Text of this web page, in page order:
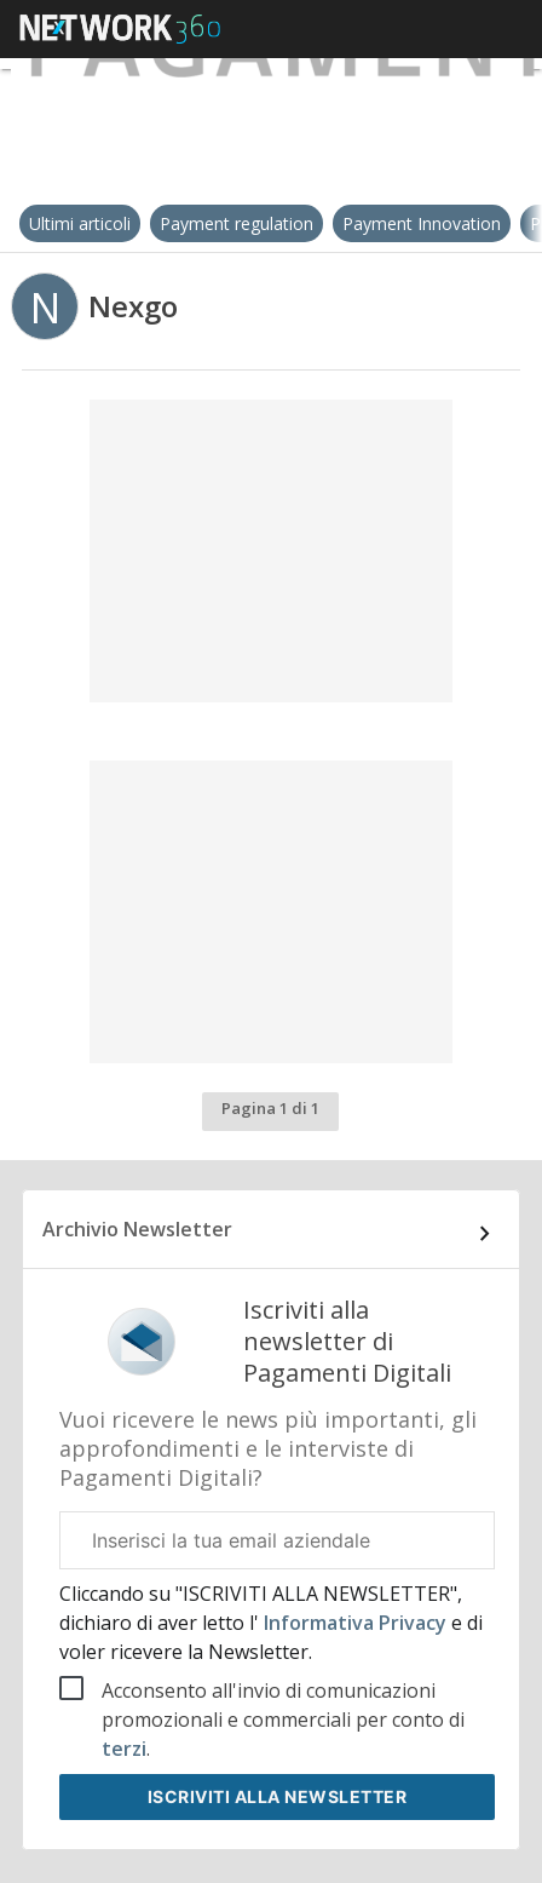
Ultimi articoli Payment regulation Payment Innovation
N Nexgo
Pagina 1 di 1
Archivio Newsletter
Iscriviti alla
newsletter di
Pagamenti Digitali
Vuoi ricevere le news più importanti, gli
approfondimenti e le interviste di
Pagamenti Digitali?
aziendale
Cliccando su "ISCRIVITI ALLA NEWSLETTER",
dichiaro di aver letto l' Informativa Privacye di
voler ricevere la Newsletter.
Acconsento all'invio di comunicazioni
promozionali e commerciali per conto di
terzi.
ISCRIVITI ALLA NEWSLETTER